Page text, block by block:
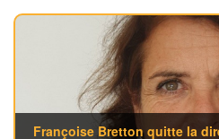
Françoise Bretton quitte la